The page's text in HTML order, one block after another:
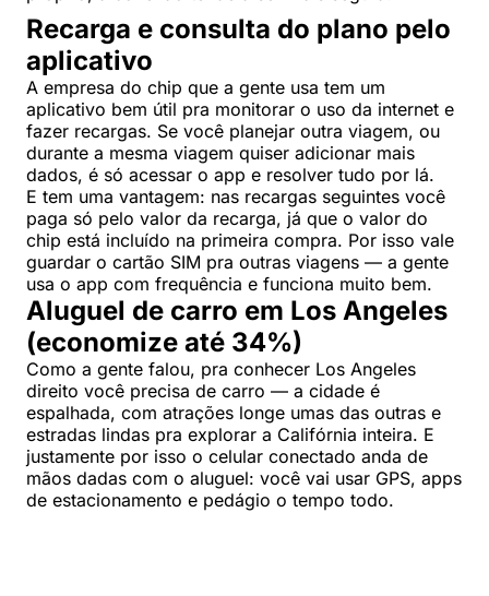
Recarga e consulta do plano pelo
aplicativo
A empresa do chip que a gente usa tem um
aplicativo bem útil pra monitorar o uso da internet e
fazer recargas. Se você planejar outra viagem, ou
durante a mesma viagem quiser adicionar mais
dados, é só acessar o app e resolver tudo por lá.
E tem uma vantagem: nas recargas seguintes você
paga só pelo valor da recarga, já que o valor do
chip está incluído na primeira compra. Por isso vale
guardar o cartão SIM pra outras viagens — a gente
usa o app com frequência e funciona muito bem.
Aluguel de carro em Los Angeles
(economize até 34%)
Como a gente falou, pra conhecer Los Angeles
direito você precisa de carro — a cidade é
espalhada, com atrações longe umas das outras e
estradas lindas pra explorar a Califórnia inteira. E
justamente por isso o celular conectado anda de
mãos dadas com o aluguel: você vai usar GPS, apps
de estacionamento e pedágio o tempo todo.